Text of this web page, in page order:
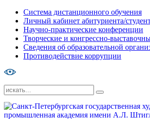
Система дистанционного обучения
Личный кабинет абитуриента/
Научно-практические конференции
Творческие и конгрессно-
Сведения об образовательной
Противодействие коррупции